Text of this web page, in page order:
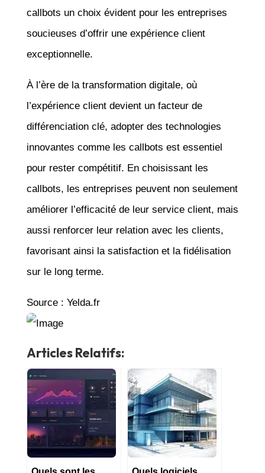
callbots un choix évident pour les entreprises
soucieuses d’offrir une expérience client
exceptionnelle.
À l’ère de la transformation digitale, où
l’expérience client devient un facteur de
différenciation clé, adopter des technologies
innovantes comme les callbots est essentiel
pour rester compétitif. En choisissant les
callbots, les entreprises peuvent non seulement
améliorer l’efficacité de leur service client, mais
aussi renforcer leur relation avec les clients,
favorisant ainsi la satisfaction et la fidélisation
sur le long terme.
Source : Yelda.fr
Articles Relatifs: